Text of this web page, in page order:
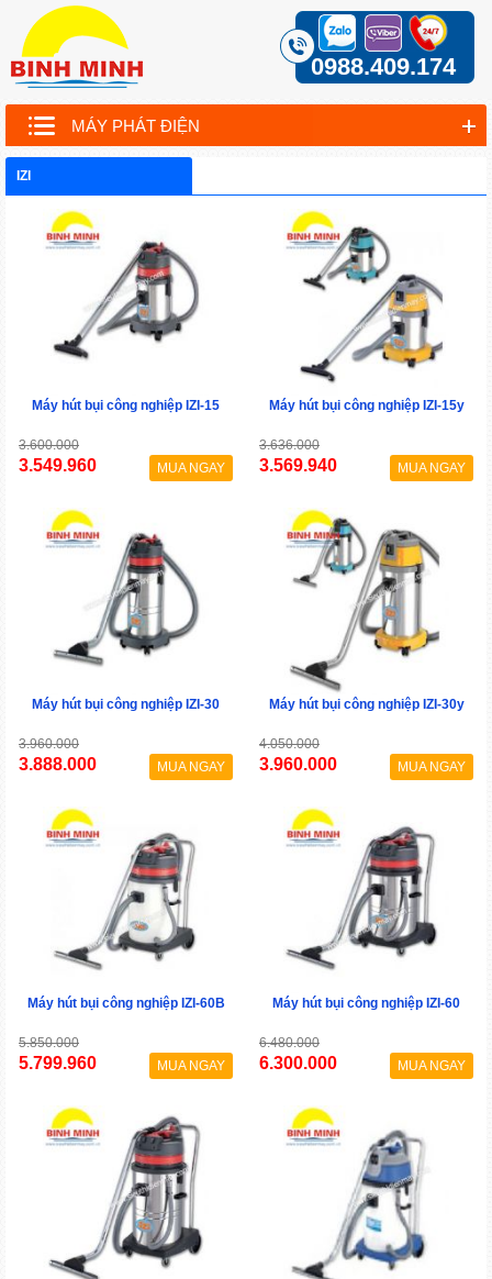
0988.409.174
MÁY PHÁT ĐIỆN
IZI
Máy hút bụi công nghiệp IZI-15
3.600.000
3.549.960 MUA NGAY
Máy hút bụi công nghiệp IZI-15y
3.636.000
3.569.940 MUA NGAY
Máy hút bụi công nghiệp IZI-30
3.960.000
3.888.000 MUA NGAY
Máy hút bụi công nghiệp IZI-30y
4.050.000
3.960.000 MUA NGAY
Máy hút bụi công nghiệp IZI-60B
5.850.000
5.799.960 MUA NGAY
Máy hút bụi công nghiệp IZI-60
6.480.000
6.300.000 MUA NGAY